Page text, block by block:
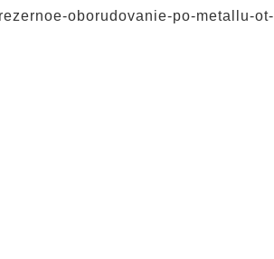
oborudovanie-po-metallu-ot-